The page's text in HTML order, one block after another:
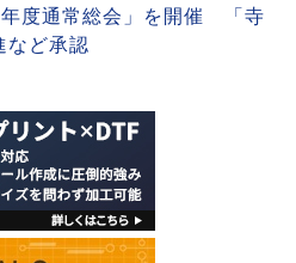
度通常総会」を開催 「寺
など承認